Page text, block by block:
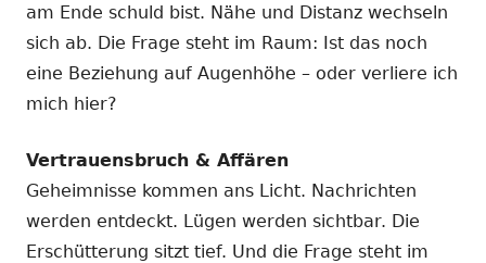
am Ende schuld bist. Nähe und Distanz wechseln
sich ab. Die Frage steht im Raum: Ist das noch
eine Beziehung auf Augenhöhe – oder verliere ich
mich hier?
Vertrauensbruch & Affären
Geheimnisse kommen ans Licht. Nachrichten
werden entdeckt. Lügen werden sichtbar. Die
Erschütterung sitzt tief. Und die Frage steht im